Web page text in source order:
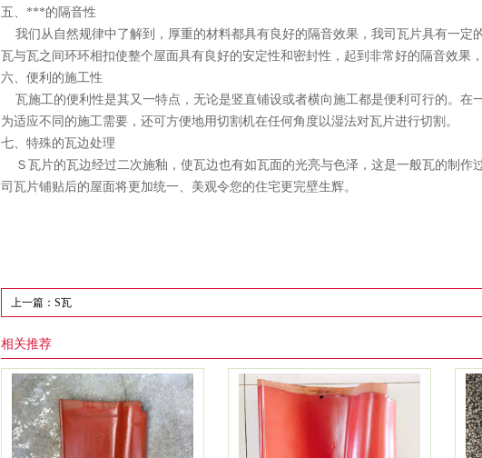
五、***的隔音性
我们从自然规律中了解到，厚重的材料都具有良好的隔音效果，我司瓦片具有一定
瓦与瓦之间环环相扣使整个屋面具有良好的安定性和密封性，起到非常好的隔音效果
六、便利的施工性
瓦施工的便利性是其又一特点，无论是竖直铺设或者横向施工都是便利可行的。在
为适应不同的施工需要，还可方便地用切割机在任何角度以湿法对瓦片进行切割。
七、特殊的瓦边处理
Ｓ瓦片的瓦边经过二次施釉，使瓦边也有如瓦面的光亮与色泽，这是一般瓦的制作
司瓦片铺贴后的屋面将更加统一、美观令您的住宅更完壁生辉。
上一篇：S瓦
相关推荐